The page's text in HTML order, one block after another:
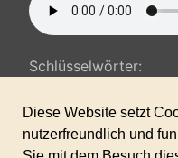
Schlüsselwörter:
Werbung, Imagefilm,
tropical, neue
inspirierend.